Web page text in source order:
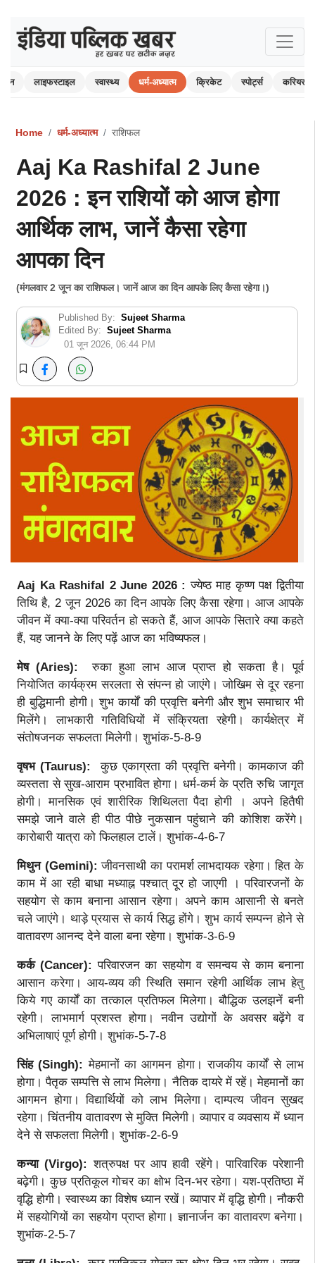
लाइफस्टाइल स्वास्थ्य धर्म-अध्यात्म क्रिकेट स्पोर्ट्स करियर
Home धर्म-अध्यात्म राशिफल
Aaj Ka Rashifal 2 June
2026 : इन राशियों को आज होगा
आर्थिक लाभ, जानें कैसा रहेगा
आपका दिन
(मंगलवार 2 जून का राशिफल। जानें आज का दिन आपके लिए कैसा रहेगा।)
Published By: Sujeet Sharma
Edited By: Sujeet Sharma
01 जून 2026, 06:44 PM
Aaj Ka Rashifal 2 June 2026 : ज्येष्ठ माह कृष्ण पक्ष द्वितीया
तिथि है, 2 जून 2026 का दिन आपके लिए कैसा रहेगा। आज आपके
जीवन में क्या-क्या परिवर्तन हो सकते हैं, आज आपके सितारे क्या कहते
हैं, यह जानने के लिए पढ़ें आज का भविष्यफल।
मेष (Aries):
रुका हुआ लाभ आज प्राप्त हो सकता है। पूर्व
नियोजित कार्यक्रम सरलता से संपन्न हो जाएंगे। जोखिम से दूर रहना
ही बुद्धिमानी होगी। शुभ कार्यों की प्रवृत्ति बनेगी और शुभ समाचार भी
मिलेंगे। लाभकारी गतिविधियों में संक्रियता रहेगी। कार्यक्षेत्र में
संतोषजनक सफलता मिलेगी। शुभांक-5-8-9
वृषभ (Taurus):
कुछ एकाग्रता की प्रवृत्ति बनेगी। कामकाज की
व्यस्तता से सुख-आराम प्रभावित होगा। धर्म-कर्म के प्रति रुचि जागृत
होगी। मानसिक एवं शारीरिक शिथिलता पैदा होगी । अपने हितैषी
समझे जाने वाले ही पीठ पीछे नुकसान पहुंचाने की कोशिश करेंगे।
कारोबारी यात्रा को फिलहाल टालें। शुभांक-4-6-7
मिथुन (Gemini):जीवनसाथी का परामर्श लाभदायक रहेगा। हित के
काम में आ रही बाधा मध्याह्न पश्चात् दूर हो जाएगी । परिवारजनों के
सहयोग से काम बनाना आसान रहेगा। अपने काम आसानी से बनते
चले जाएंगे। थाड़े प्रयास से कार्य सिद्ध होंगे। शुभ कार्य सम्पन्न होने से
वातावरण आनन्द देने वाला बना रहेगा। शुभांक-3-6-9
कर्क (Cancer):परिवारजन का सहयोग व समन्वय से काम बनाना
आसान करेगा। आय-व्यय की स्थिति समान रहेगी आर्थिक लाभ हेतु
किये गए कार्यों का तत्काल प्रतिफल मिलेगा। बौद्धिक उलझनें बनी
रहेगी। लाभमार्ग प्रशस्त होगा। नवीन उद्योगों के अवसर बढ़ेंगे व
अभिलाषाएं पूर्ण होगी। शुभांक-5-7-8
सिंह (Singh):मेहमानों का आगमन होगा। राजकीय कार्यों से लाभ
होगा। पैतृक सम्पत्ति से लाभ मिलेगा। नैतिक दायरे में रहें। मेहमानों का
आगमन होगा। विद्यार्थियों को लाभ मिलेगा। दाम्पत्य जीवन सुखद
रहेगा। चिंतनीय वातावरण से मुक्ति मिलेगी। व्यापार व व्यवसाय में ध्यान
देने से सफलता मिलेगी। शुभांक-2-6-9
कन्या (Virgo):शत्रुपक्ष पर आप हावी रहेंगे। पारिवारिक परेशानी
बढ़ेगी। कुछ प्रतिकूल गोचर का क्षोभ दिन-भर रहेगा। यश-प्रतिष्ठा में
वृद्धि होगी। स्वास्थ्य का विशेष ध्यान रखें। व्यापार में वृद्धि होगी। नौकरी
में सहयोगियों का सहयोग प्राप्त होगा। ज्ञानार्जन का वातावरण बनेगा।
शुभांक-2-5-7